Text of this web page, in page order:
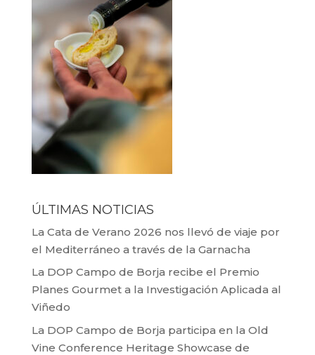
ÚLTIMAS NOTICIAS
La Cata de Verano 2026 nos llevó de viaje por
el Mediterráneo a través de la Garnacha
La DOP Campo de Borja recibe el Premio
Planes Gourmet a la Investigación Aplicada al
Viñedo
La DOP Campo de Borja participa en la Old
Vine Conference Heritage Showcase de